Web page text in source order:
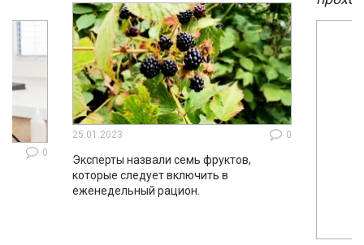
0
25.01.2023 0
Эксперты назвали семь фруктов,
которые следует включить в
еженедельный рацион.